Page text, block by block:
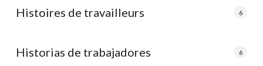
Histoires de travailleurs 6
Historias de trabajadores 6